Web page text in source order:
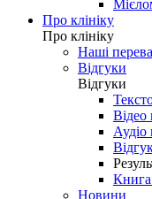
Про клініку
Про клініку
Наші
Відгуки
Відгуки
Відео
Аудіо
Книга
Новини